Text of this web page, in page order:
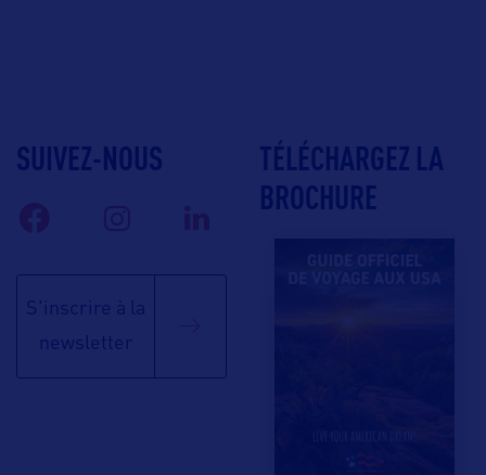
SUIVEZ-NOUS
S'inscrire à la
newsletter
TÉLÉCHARGEZ LA
BROCHURE